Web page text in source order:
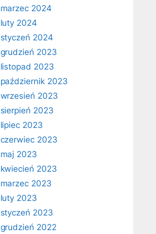
marzec 2024
luty 2024
styczeń 2024
grudzień 2023
listopad 2023
październik 2023
wrzesień 2023
sierpień 2023
lipiec 2023
czerwiec 2023
maj 2023
kwiecień 2023
marzec 2023
luty 2023
styczeń 2023
grudzień 2022